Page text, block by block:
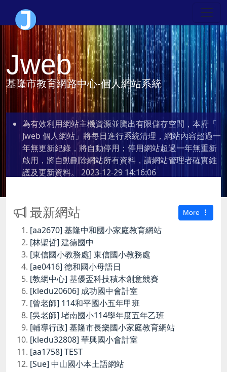
Jweb
基隆市教育網路中心-個人網站系統
為有效利用網站主機資源並騰出有限儲存空間，本府「
Jweb 個人網站」將每日進行系統清理，網站內容超過一
年無更新紀錄，將自動停用；停用網站超過一年無重新
啟用，將自動刪除網站所有資料，請網站管理者確實維
護及更新資料。 2023-12-29 14:16:06
最新網站 More
[aa2670] 基隆中和國小家庭教育網站
[林聖哲] 建德國中
[東信國小教務處] 東信國小教務處
[ae0416] 德和國小母語日
[教網中心] 基優盃科技積木創意競賽
[kledu20606] 成功國中會計室
[曾老師] 114和平國小五年甲班
[吳老師] 堵南國小114學年度五年乙班
[輔導行政] 基隆市長樂國小家庭教育網站
[kledu32808] 華興國小會計室
[aa1758] TEST
[Sue] 中山國小本土語網站